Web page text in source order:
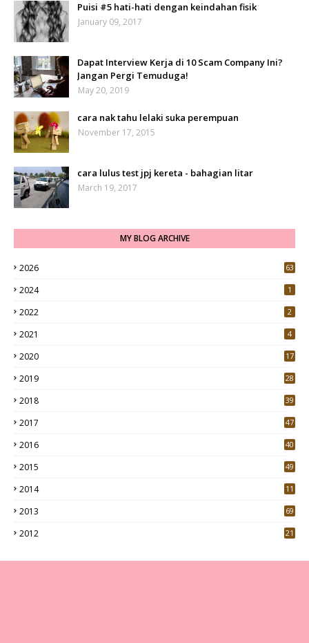
Puisi #5 hati-hati dengan keindahan fisik
January 09, 2017
Dapat Interview Kerja di 10 Scam Company Ini?
Jangan Pergi Temuduga!
May 20, 2019
cara nak tahu lelaki suka perempuan
November 17, 2015
cara lulus test jpj kereta - bahagian litar
March 19, 2017
MY BLOG ARCHIVE
2026 63
2024 1
2022 2
2021 4
2020
17
2019
28
2018
39
2017
47
2016
40
2015
49
2014 11
2013 69
2012 21